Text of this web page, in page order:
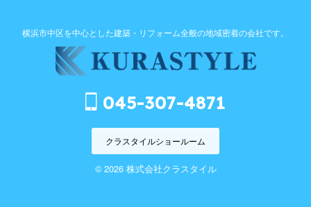
横浜市中区を中心とした建築・リフォーム全般の地域密着の会社です。
045-307-4871
クラスタイルショールーム
© 2026 株式会社クラスタイル